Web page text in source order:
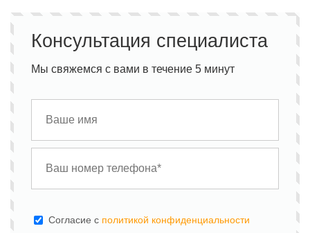
Консультация специалиста
Мы свяжемся с вами в течение 5 минут
Cогласие с политикой конфиденциальности